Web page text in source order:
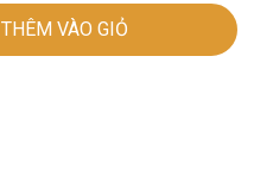
THÊM VÀO GIỎ